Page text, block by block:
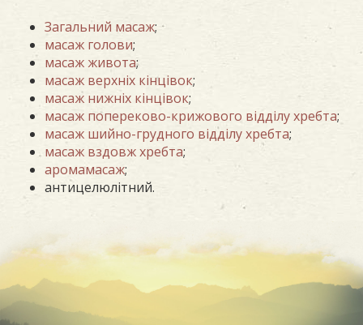
Загальний масаж;
масаж голови;
масаж живота;
масаж верхніх кінцівок;
масаж нижніх кінцівок;
масаж попереково-крижового відділу хребта;
масаж шийно-грудного відділу хребта;
масаж вздовж хребта;
аромамасаж;
антицелюлітний.